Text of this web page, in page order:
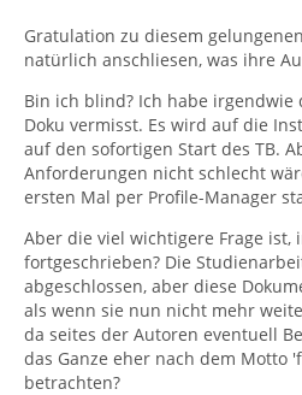
Gratulation zu diesem
natürlich anschliesen, was ihre
Bin ich blind? Ich habe
Doku vermisst. Es wird auf die
auf den sofortigen Start des TB.
Anforderungen nicht schlecht
ersten Mal per Profile-Manager
Aber die viel wichtigere Frage ist,
fortgeschrieben? Die
abgeschlossen, aber diese
als wenn sie nun nicht mehr
da seites der Autoren eventuell
das Ganze eher nach dem Motto
betrachten?